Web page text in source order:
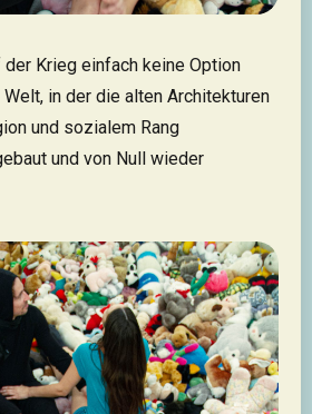
der Krieg einfach keine Option
in der die alten Architekturen
und sozialem Rang
und von Null wieder